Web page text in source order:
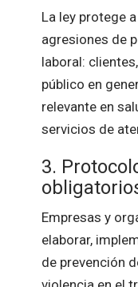
La ley protege
agresiones de
laboral:
público en
relevante en
servicios de
3.
Empresas y
elaborar,
de prevención